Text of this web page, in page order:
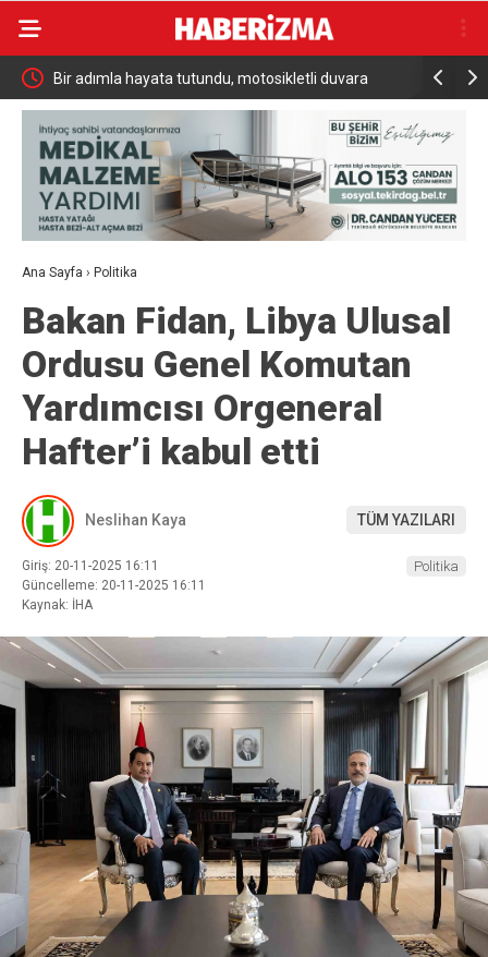
Benzinde Gece Yarısı Dev İndirim Beklentisi 4,35
TL’lik Düşüş Pompaya Yansıyacak mı?
Bursalı
mesajı
Ana Sayfa › Politika
Bakan Fidan, Libya Ulusal
Ordusu Genel Komutan
Yardımcısı Orgeneral
Hafter’i kabul etti
Neslihan Kaya TÜM YAZILARI
Giriş: 20-11-2025 16:11
Güncelleme: 20-11-2025 16:11
Kaynak: İHA
Politika